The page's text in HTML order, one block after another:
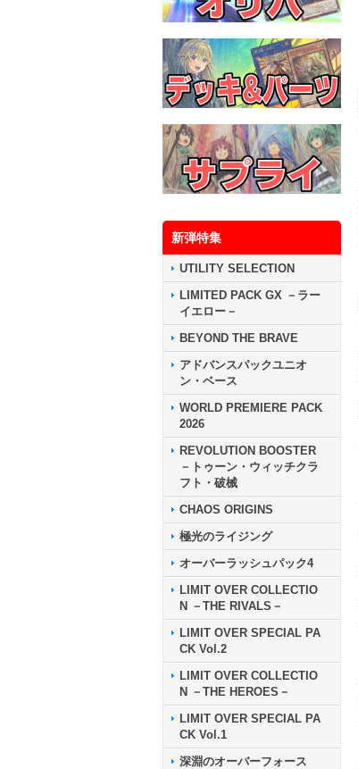
新弾特集
UTILITY SELECTION
LIMITED PACK GX －ラー
イエロー－
BEYOND THE BRAVE
アドバンスパックユニオ
ン・ベース
WORLD PREMIERE PACK
2026
REVOLUTION BOOSTER
－トゥーン・ウィッチクラ
フト・破械
CHAOS ORIGINS
極光のライジング
オーバーラッシュパック4
LIMIT OVER COLLECTIO
N －THE RIVALS－
LIMIT OVER SPECIAL PA
CK Vol.2
LIMIT OVER COLLECTIO
N －THE HEROES－
LIMIT OVER SPECIAL PA
CK Vol.1
深淵のオーバーフォース